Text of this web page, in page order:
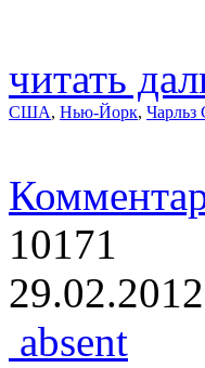
читать
США, Нью-Йорк, Чарльз
10171
absent